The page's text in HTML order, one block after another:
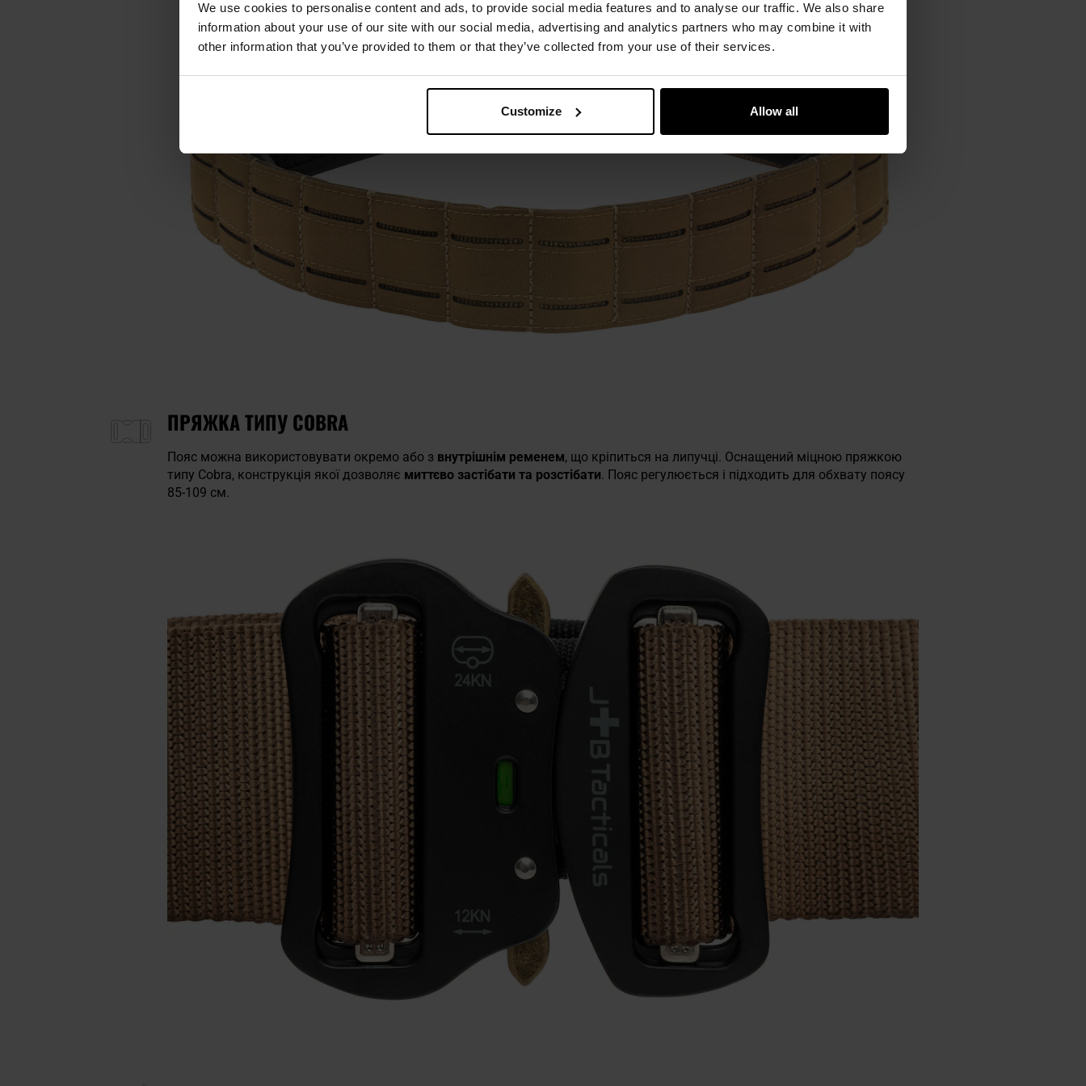
We use cookies to personalise content and ads, to provide social media features and to analyse our traffic. We also share
information about your use of our site with our social media, advertising and analytics partners who may combine it with
other information that you’ve provided to them or that they’ve collected from your use of their services.
Customize Allow all
ПРЯЖКА ТИПУ COBRA
Пояс можна використовувати окремо або з внутрішнім ременем, що кріпиться на липучці. Оснащений міцною пряжкою
типу Cobra, конструкція якої дозволяє миттєво застібати та розстібати. Пояс регулюється і підходить для обхвату поясу
85-109 см.